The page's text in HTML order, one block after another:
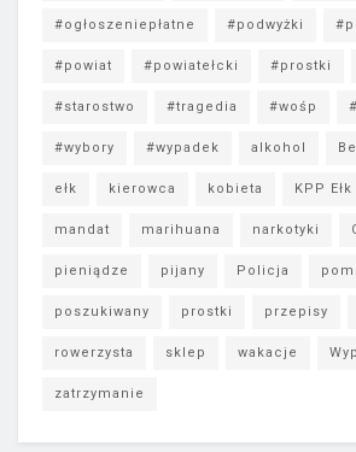
#ogłoszeniepłatne #podwyżki
#powiat #powiatełcki #prostki
#starostwo #tragedia #wośp
#wybory #wypadek alkohol
ełk kierowca kobieta KPP Ełk
mandat marihuana narkotyki
pieniądze pijany Policja
poszukiwany prostki przepisy
rowerzysta sklep wakacje
zatrzymanie